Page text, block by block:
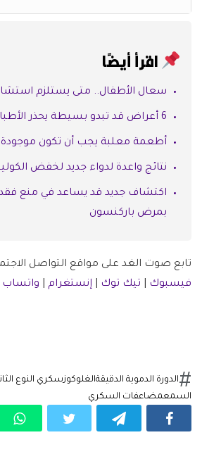
اقرأ أيضًا
سعال الأطفال.. متى يستلزم
6 أعراض قد تبدو بسيطة يحذر الأطباء من تجاهلها
أطعمة معلبة يجب أن تكون موجودة
نتائج واعدة لدواء جديد لخفض
اكتشاف جديد قد يساعد في منع
بمرض باركنسون
تابع صوت الغد على مواقع التواصل
فيسبوك
تيك توك إنستغرام واتساب
الدورة الدموية الدقيقةالغلوكوزسكري النوع
السمعمضاعفات السكري